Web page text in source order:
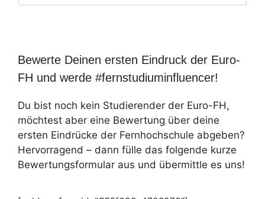
Bewerte Deinen ersten Eindruck der Euro-
FH und werde #fernstudiuminfluencer!
Du bist noch kein Studierender der Euro-FH,
möchtest aber eine Bewertung über deine
ersten Eindrücke der Fernhochschule abgeben?
Hervorragend – dann fülle das folgende kurze
Bewertungsformular aus und übermittle es uns!